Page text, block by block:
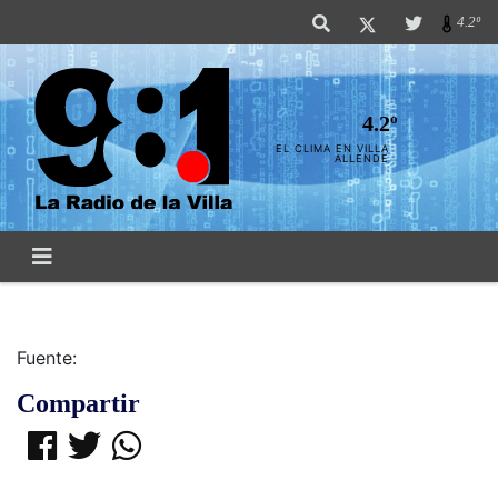
4.2º
4.2º
EL CLIMA EN VILLA
ALLENDE
Fuente:
Compartir